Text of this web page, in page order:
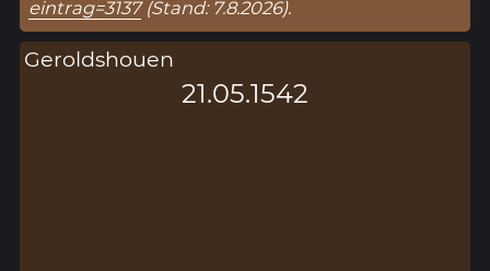
eintrag=3137(Stand: 7.8.2026).
Geroldshouen
21.05.1542